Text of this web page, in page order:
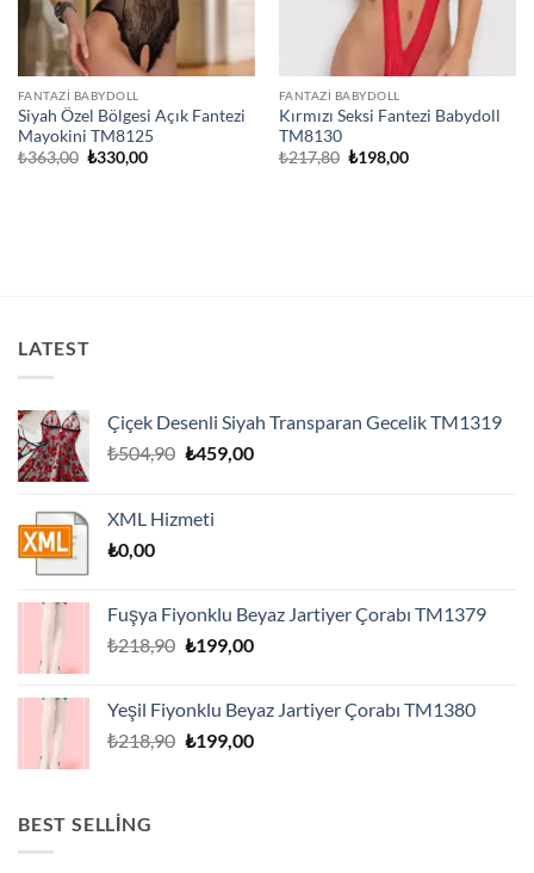
FANTAZI BABYDOLL
Siyah Özel Bölgesi Açık Fantezi
Mayokini TM8125
₺363,00 Orijinal
₺330,00Şu
FANTAZI BABYDOLL
Kırmızı Seksi Fantezi Babydoll
TM8130
₺217,80 Orijinal
₺198,00Şu
LATEST
Çiçek Desenli Siyah Transparan Gecelik TM1319
₺504,90 Orijinal
₺459,00Şu
XML Hizmeti
₺0,00
Fuşya Fiyonklu Beyaz Jartiyer Çorabı TM1379
₺218,90 Orijinal
₺199,00Şu
₺199,00.
Yeşil Fiyonklu Beyaz Jartiyer Çorabı TM1380
₺218,90 Orijinal
₺199,00Şu
BEST SELLING